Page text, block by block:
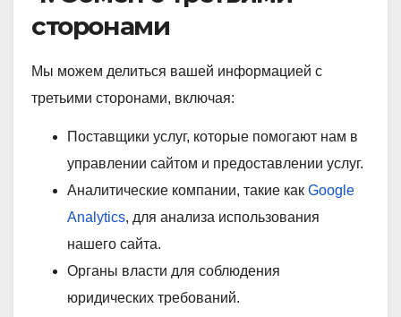
сторонами
Мы можем делиться вашей информацией с
третьими сторонами, включая:
Поставщики услуг, которые помогают нам в
управлении сайтом и предоставлении услуг.
Аналитические компании, такие как Google
Analytics, для анализа использования
нашего сайта.
Органы власти для соблюдения
юридических требований.